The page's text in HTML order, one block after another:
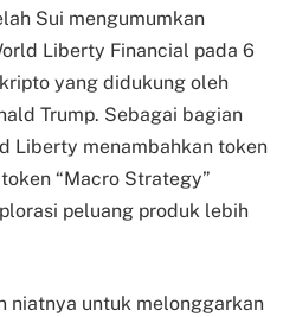
Sui mengumumkan
Liberty Financial pada 6
yang didukung oleh
Trump. Sebagai bagian
Liberty menambahkan token
“Macro Strategy”
peluang produk lebih
niatnya untuk melonggarkan